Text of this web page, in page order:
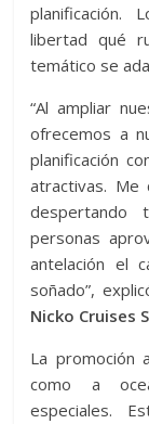
planificación.
libertad qué
temático se
“Al ampliar
ofrecemos a
planificación
atractivas. Me
personas
antelación el
soñado”,
Nicko Cruises
La promoción
como a
especiales.